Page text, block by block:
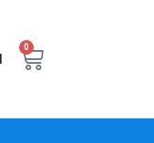
0